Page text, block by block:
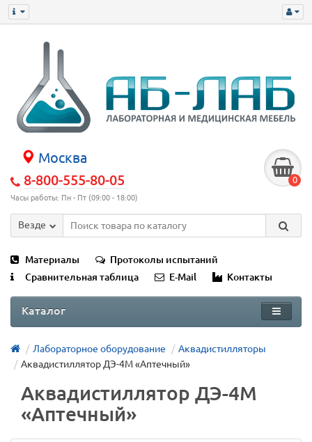
Москва
8-800-555-80-05
Часы работы: Пн - Пт (09:00 - 18:00)
0
Везде
Материалы
Протоколы испытаний
Сравнительная таблица
E-Mail Контакты
Каталог
Лабораторное оборудование
Аквадистилляторы
Аквадистиллятор ДЭ-4М «Аптечный»
Аквадистиллятор ДЭ-4М
«Аптечный»